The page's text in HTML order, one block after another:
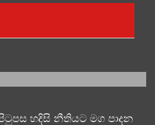
හදිසි නීතියට මග පාදන